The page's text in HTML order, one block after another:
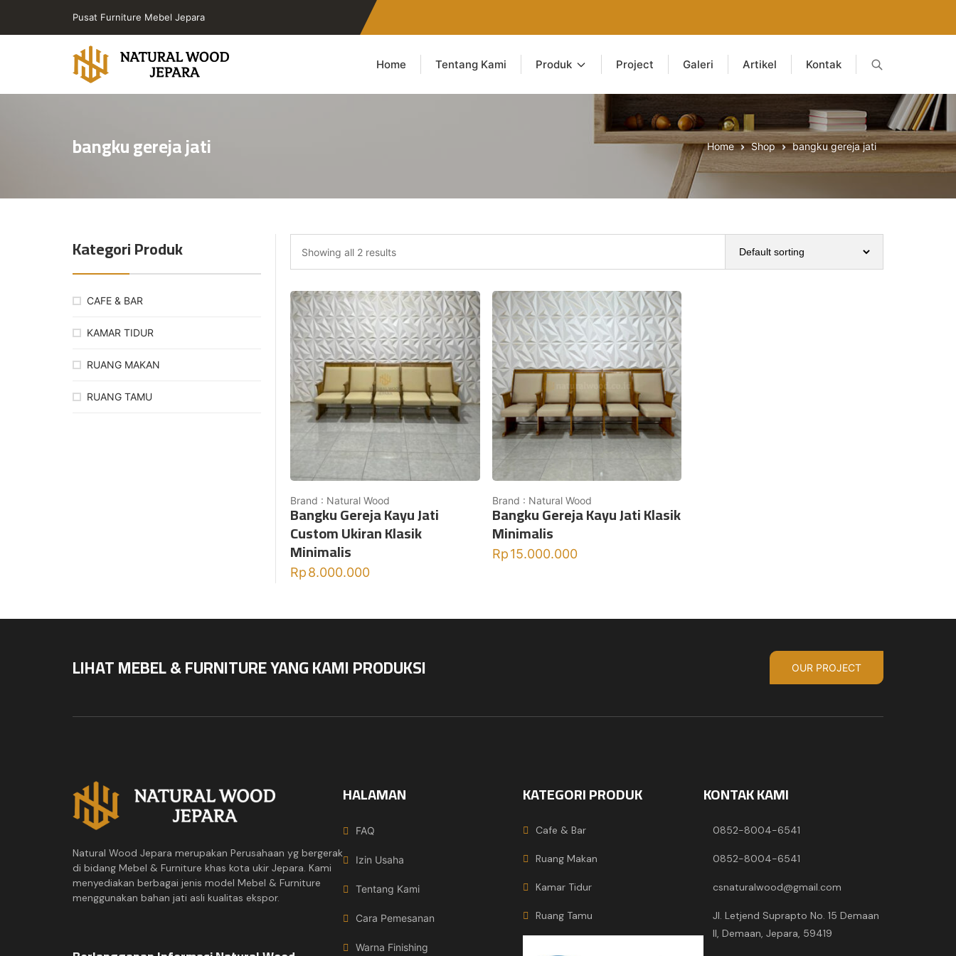
Pusat Furniture Mebel Jepara
Toko
Jepara
PT
Jepara
Home Tentang Kami Produk Project Galeri Artikel Kontak
bangku gereja jati Home Shop bangku gereja jati
Kategori Produk
CAFE & BAR
KAMAR TIDUR
RUANG MAKAN
RUANG TAMU
Showing all 2 results
Brand : Natural Wood
Bangku Gereja Kayu Jati
Custom Ukiran Klasik
Minimalis
Rp8.000.000
Brand : Natural Wood
Bangku Gereja Kayu Jati Klasik
Minimalis
Rp15.000.000
LIHAT MEBEL & FURNITURE YANG KAMI PRODUKSI OUR PROJECT
Natural Wood Jepara merupakan Perusahaan yg bergerak
di bidang Mebel & Furniture khas kota ukir Jepara. Kami
menyediakan berbagai jenis model Mebel & Furniture
menggunakan bahan jati asli kualitas ekspor.
HALAMAN
FAQ
Izin Usaha
Tentang Kami
Cara Pemesanan
Warna Finishing
KATEGORI PRODUK
Cafe & Bar
Ruang Makan
Kamar Tidur
Ruang Tamu
KONTAK KAMI
0852-8004-6541
0852-8004-6541
csnaturalwood@gmail.com
Jl. Letjend Suprapto No. 15 Demaan
II, Demaan, Jepara, 59419